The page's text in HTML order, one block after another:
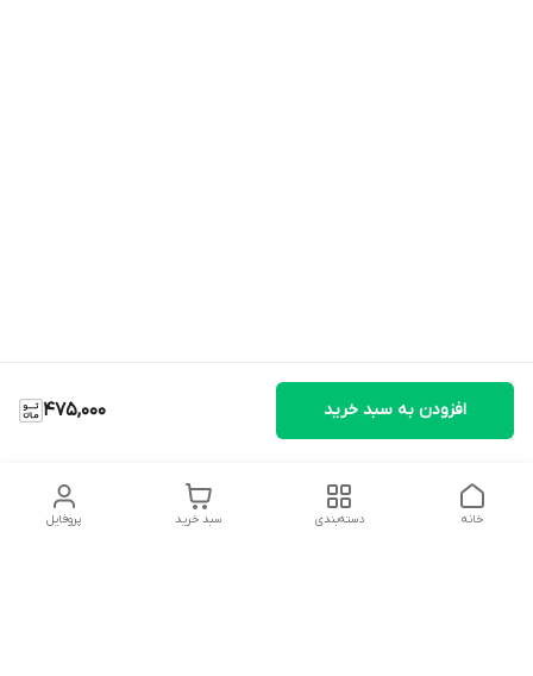
475,000 افزودن به سبد خرید
پروفایل سبد خرید دسته‌بندی خانه